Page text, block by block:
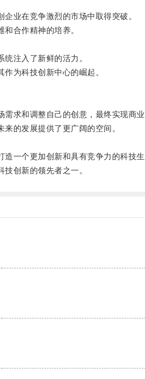
业在竞争激烈的市场中取得突破。
合作精神的培养。
注入了新鲜的活力。
为科技创新中心的崛起。
求和调整自己的创意，最终实现商业
的发展提供了更广阔的空间。
个更加创新和具有竞争力的科技生
创新的领先者之一。